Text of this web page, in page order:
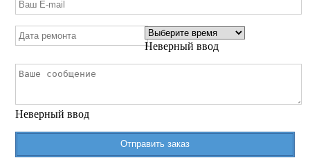
Неверный ввод
Неверный ввод
Отправить заказ